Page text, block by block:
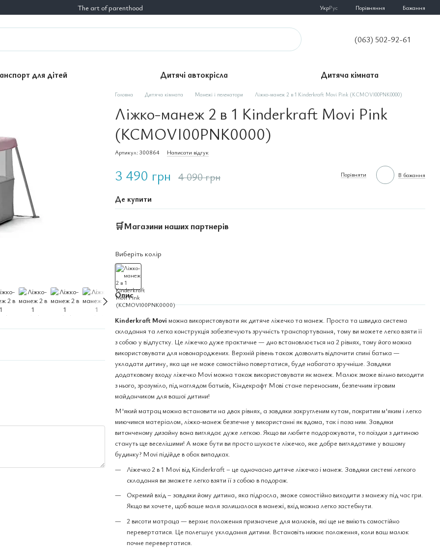
The art of parenthood УкрРус Порівняння Бажання
(063) 502-92-61
для дітей Дитячі автокрісла Дитяча кімната
Головна Дитяча кімната Манежі і пеленатори Ліжко-манеж 2 в 1 Kinderkraft Movi Pink (KCMOVI00PNK0000)
Ліжко-манеж 2 в 1 Kinderkraft Movi Pink
(KCMOVI00PNK0000)
Артикул: 300864 Написати відгук
3 490 грн 4 090 грн Порівняти В бажання
Де купити
🛒Магазини наших партнерів
Виберіть колір
Опис
Kinderkraft Movi можна використовувати як дитяче ліжечко та манеж. Проста та швидка система
складання та легка конструкція забезпечують зручність транспортування, тому ви можете легко взяти її
з собою у відпустку. Це ліжечко дуже практичне — дно встановлюється на 2 рівнях, тому його можна
використовувати для новонароджених. Верхній рівень також дозволить відпочити спині батька —
укладати дитину, яка ще не може самостійно повертатися, буде набагато зручніше. Завдяки
додатковому входу ліжечко Movi можна також використовувати як манеж. Малюк зможе вільно виходити
з нього, зрозуміло, під наглядом батьків, Кіндекрафт Мові стане переносним, безпечним ігровим
майданчиком для вашої дитини!
М'який матрац можна встановити на двох рівнях, а завдяки закругленим кутам, покритим м'яким і легко
миючимся матеріалом, ліжко-манеж безпечне у використанні як вдома, так і поза ним. Завдяки
витонченому дизайну вона виглядає дуже легкою. Якщо ви любите подорожувати, то поїздки з дитиною
стануть ще веселішими! А може бути ви просто шукаєте ліжечко, яке добре виглядатиме у вашому
будинку? Movi підійде в обох випадках.
Ліжечко 2 в 1 Movi від Kinderkraft – це одночасно дитяче ліжечко і манеж. Завдяки системі легкого
складання ви зможете легко взяти її з собою в подорож.
Окремий вхід – завдяки йому дитина, яка підросла, зможе самостійно виходити з манежу під час гри.
Якщо ви хочете, щоб ваше маля залишалося в манежі, вхід можна легко застебнути.
2 висоти матраца — верхнє положення призначене для малюків, які ще не вміють самостійно
перевертатися. Це полегшує укладання дитини. Встановіть нижнє положення, коли ваш малюк
почне перевертатися.